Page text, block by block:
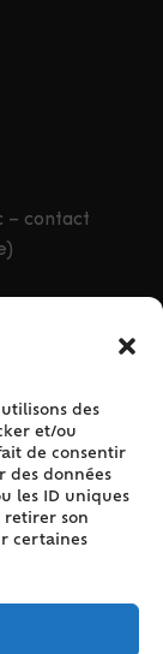
des
et/ou
de consentir
des données
les ID uniques
retirer son
certaines
– contact